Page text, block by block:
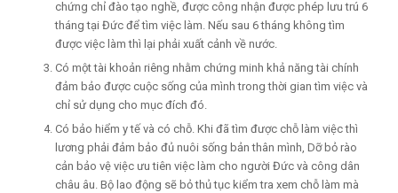
chứng chỉ đào tạo nghề, được công nhận được phép lưu trú 6
tháng tại Đức để tìm việc làm. Nếu sau 6 tháng không tìm
được việc làm thì lại phải xuất cảnh về nước.
Có một tài khoản riêng nhằm chứng minh khả năng tài chính
đảm bảo được cuộc sống của mình trong thời gian tìm việc và
chỉ sử dụng cho mục đích đó.
Có bảo hiểm y tế và có chỗ. Khi đã tìm được chỗ làm việc thì
lương phải đảm bảo đủ nuôi sống bản thân mình, Dỡ bỏ rào
cản bảo vệ việc ưu tiên việc làm cho người Đức và công dân
châu âu. Bộ lao động sẽ bỏ thủ tục kiểm tra xem chỗ làm mà